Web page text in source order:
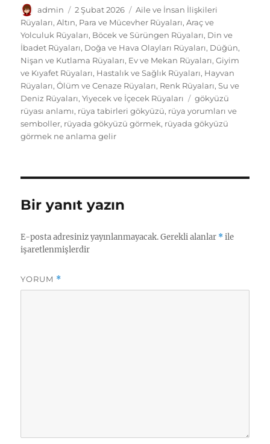
Yazar
admin
Yayın
tarihi
2 Şubat 2026 Kategoriler
Aile ve İnsan İlişkileri
Rüyaları,Altın, Para ve Mücevher Rüyaları,Araç ve
Yolculuk Rüyaları, Böcek ve Sürüngen Rüyaları, Din ve
İbadet Rüyaları, Doğa ve Hava Olayları Rüyaları, Düğün,
Nişan ve Kutlama Rüyaları, Ev ve Mekan Rüyaları,Giyim
ve Kıyafet Rüyaları, Hastalık ve Sağlık Rüyaları, Hayvan
Rüyaları,Ölüm ve Cenaze Rüyaları, Renk Rüyaları,Su ve
Deniz Rüyaları,Yiyecek ve İçecek Rüyaları Etiketler
gökyüzü
rüyası anlamı, rüya tabirleri gökyüzü, rüya yorumları ve
semboller, rüyada gökyüzü görmek, rüyada gökyüzü
görmek ne anlama gelir
Bir yanıt yazın
E-posta adresiniz yayınlanmayacak. Gerekli alanlar *ile
işaretlenmişlerdir
YORUM *